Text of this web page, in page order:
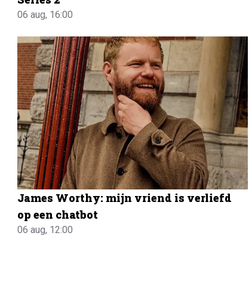
06 aug, 16:00
James Worthy: mijn vriend is verliefd
op een chatbot
06 aug, 12:00